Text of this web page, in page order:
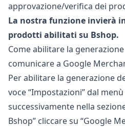
approvazione/verifica dei
La nostra funzione invierà
prodotti abilitati su Bshop.
Come abilitare la
comunicare a Google
Per abilitare la generazione
voce “Impostazioni” dal menù
successivamente nella
Bshop” cliccare su “Google